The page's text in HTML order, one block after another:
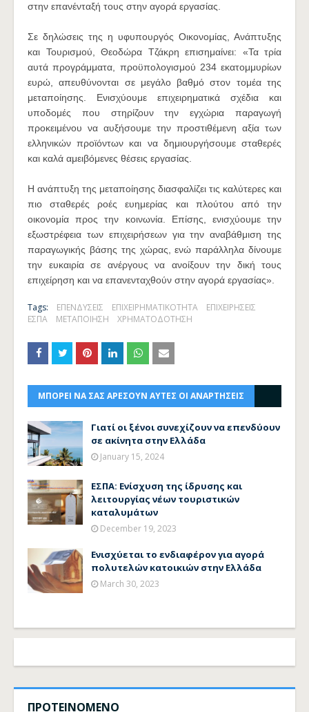
στην επανένταξή τους στην αγορά εργασίας.
Σε δηλώσεις της η υφυπουργός Οικονομίας, Ανάπτυξης
και Τουρισμού, Θεοδώρα Τζάκρη επισημαίνει: «Τα τρία
αυτά προγράμματα, προϋπολογισμού 234 εκατομμυρίων
ευρώ, απευθύνονται σε μεγάλο βαθμό στον τομέα της
μεταποίησης. Ενισχύουμε επιχειρηματικά σχέδια και
υποδομές που στηρίζουν την εγχώρια παραγωγή
προκειμένου να αυξήσουμε την προστιθέμενη αξία των
ελληνικών προϊόντων και να δημιουργήσουμε σταθερές
και καλά αμειβόμενες θέσεις εργασίας.
Η ανάπτυξη της μεταποίησης διασφαλίζει τις καλύτερες και
πιο σταθερές ροές ευημερίας και πλούτου από την
οικονομία προς την κοινωνία. Επίσης, ενισχύουμε την
εξωστρέφεια των επιχειρήσεων για την αναβάθμιση της
παραγωγικής βάσης της χώρας, ενώ παράλληλα δίνουμε
την ευκαιρία σε ανέργους να ανοίξουν την δική τους
επιχείρηση και να επανενταχθούν στην αγορά εργασίας».
Tags: ΕΠΕΝΔΥΣΕΙΣ ΕΠΙΧΕΙΡΗΜΑΤΙΚΟΤΗΤΑ
ΕΠΙΧΕΙΡΗΣΕΙΣ
ΕΣΠΑ
ΜΕΤΑΠΟΙΗΣΗ ΧΡΗΜΑΤΟΔΟΤΗΣΗ
ΜΠΟΡΕΙ ΝΑ ΣΑΣ ΑΡΕΣΟΥΝ ΑΥΤΕΣ ΟΙ ΑΝΑΡΤΗΣΕΙΣ
Γιατί οι ξένοι συνεχίζουν να επενδύουν
σε ακίνητα στην Ελλάδα
January 15, 2024
ΕΣΠΑ: Ενίσχυση της ίδρυσης και
λειτουργίας νέων τουριστικών
καταλυμάτων
December 19, 2023
Ενισχύεται το ενδιαφέρον για αγορά
πολυτελών κατοικιών στην Ελλάδα
March 30, 2023
ΠΡΟΤΕΙΝΟΜΕΝΟ